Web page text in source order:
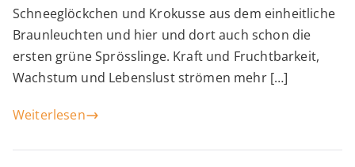
Schneeglöckchen und Krokusse aus dem einheitliche
Braunleuchten und hier und dort auch schon die
ersten grüne Sprösslinge. Kraft und Fruchtbarkeit,
Wachstum und Lebenslust strömen mehr […]
Weiterlesen